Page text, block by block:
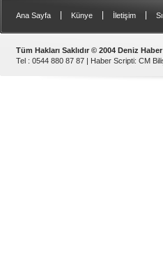
Ana Sayfa Künye İletişim
Tüm Hakları Saklıdır © 2004 Deniz Haber
Tel : 0544 880 87 87 | Haber Scripti: CM